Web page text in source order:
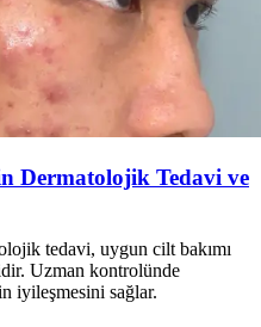
Dermatolojik Tedavi ve
tedavi, uygun cilt bakımı
Uzman kontrolünde
iyileşmesini sağlar.